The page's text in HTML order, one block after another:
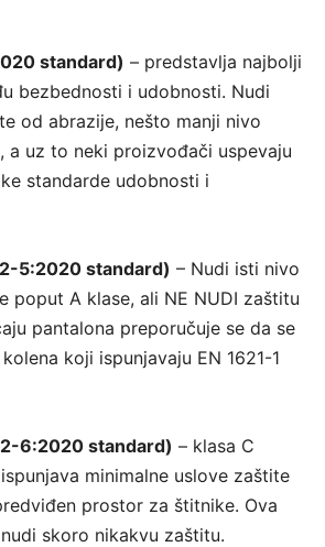
standard) – predstavlja najbolji
bezbednosti i udobnosti. Nudi
od abrazije, nešto manji nivo
a uz to neki proizvođači uspevaju
standarde udobnosti i
5:2020 standard) – Nudi isti nivo
poput A klase, ali NE NUDI zaštitu
pantalona preporučuje se da se
koji ispunjavaju EN 1621-1
6:2020 standard) – klasa C
minimalne uslove zaštite
prostor za štitnike. Ova
skoro nikakvu zaštitu.